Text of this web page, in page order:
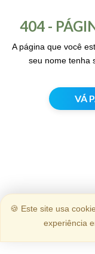
404 -
A página que você
seu nome tenha
VÁ
🍪 Este site usa
experiência